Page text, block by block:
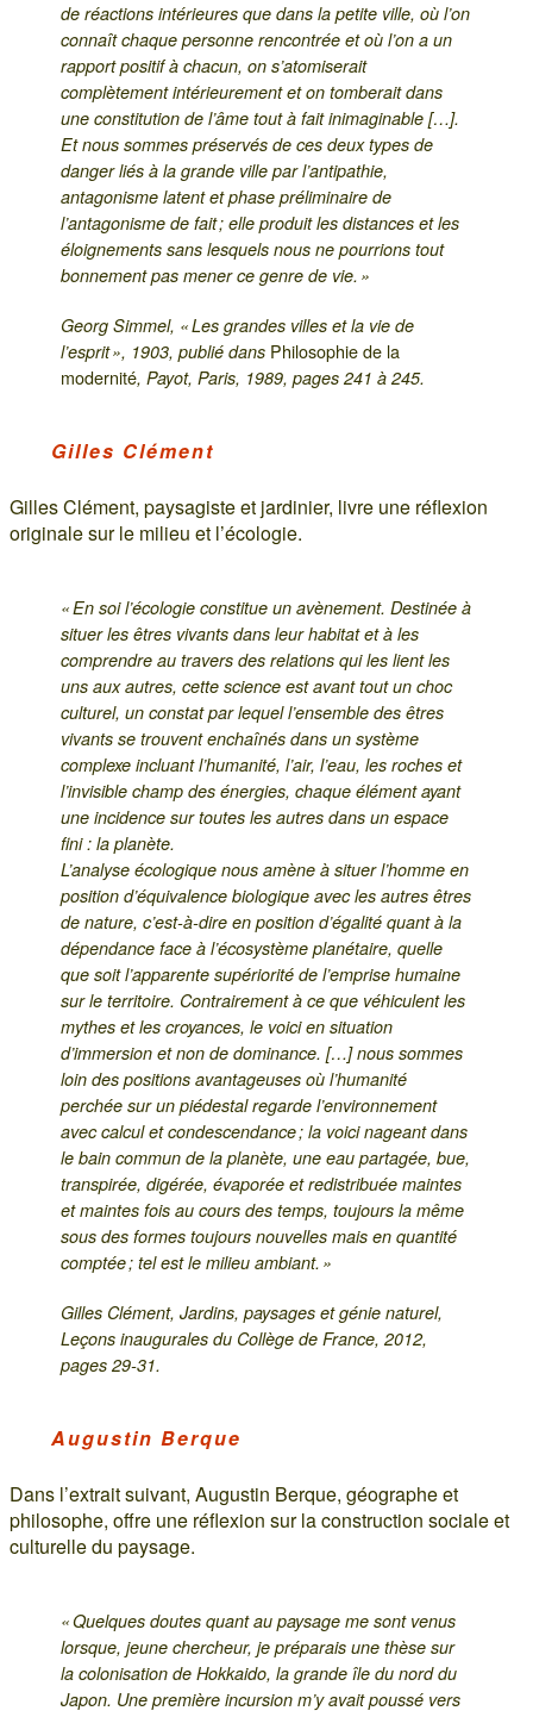
de réactions intérieures que dans la petite ville, où l’on
connaît chaque personne rencontrée et où l’on a un
rapport positif à chacun, on s’atomiserait
complètement intérieurement et on tomberait dans
une constitution de l’âme tout à fait inimaginable […].
Et nous sommes préservés de ces deux types de
danger liés à la grande ville par l’antipathie,
antagonisme latent et phase préliminaire de
l’antagonisme de fait ; elle produit les distances et les
éloignements sans lesquels nous ne pourrions tout
bonnement pas mener ce genre de vie. »
Georg Simmel, « Les grandes villes et la vie de
l’esprit », 1903, publié dans Philosophie de la
modernité, Payot, Paris, 1989, pages 241 à 245.
Gilles Clément
Gilles Clément, paysagiste et jardinier, livre une réflexion
originale sur le milieu et l’écologie.
« En soi l’écologie constitue un avènement. Destinée à
situer les êtres vivants dans leur habitat et à les
comprendre au travers des relations qui les lient les
uns aux autres, cette science est avant tout un choc
culturel, un constat par lequel l’ensemble des êtres
vivants se trouvent enchaînés dans un système
complexe incluant l’humanité, l’air, l’eau, les roches et
l’invisible champ des énergies, chaque élément ayant
une incidence sur toutes les autres dans un espace
fini : la planète.
L’analyse écologique nous amène à situer l’homme en
position d’équivalence biologique avec les autres êtres
de nature, c’est-à-dire en position d’égalité quant à la
dépendance face à l’écosystème planétaire, quelle
que soit l’apparente supériorité de l’emprise humaine
sur le territoire. Contrairement à ce que véhiculent les
mythes et les croyances, le voici en situation
d’immersion et non de dominance. […] nous sommes
loin des positions avantageuses où l’humanité
perchée sur un piédestal regarde l’environnement
avec calcul et condescendance ; la voici nageant dans
le bain commun de la planète, une eau partagée, bue,
transpirée, digérée, évaporée et redistribuée maintes
et maintes fois au cours des temps, toujours la même
sous des formes toujours nouvelles mais en quantité
comptée ; tel est le milieu ambiant. »
Gilles Clément, Jardins, paysages et génie naturel,
Leçons inaugurales du Collège de France, 2012,
pages 29-31.
Augustin Berque
Dans l’extrait suivant, Augustin Berque, géographe et
philosophe, offre une réflexion sur la construction sociale et
culturelle du paysage.
« Quelques doutes quant au paysage me sont venus
lorsque, jeune chercheur, je préparais une thèse sur
la colonisation de Hokkaido, la grande île du nord du
Japon. Une première incursion m’y avait poussé vers